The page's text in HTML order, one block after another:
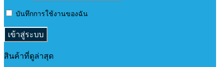
บันทึกการใช้งานของฉัน
สินค้าที่ดูล่าสุด